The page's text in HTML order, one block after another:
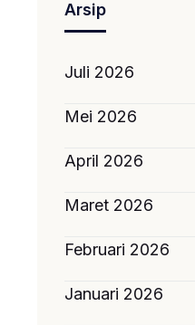
Arsip
Juli 2026
Mei 2026
April 2026
Maret 2026
Februari 2026
Januari 2026